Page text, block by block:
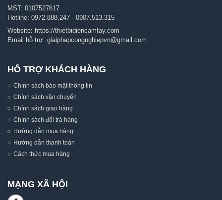
MST: 0107527617
Hotline: 0972.888.247 - 0907.513.315
Website: https://thietbidiencamtay.com
Email hỗ trợ: giaiphapcongnghiepvn@gmail.com
HỖ TRỢ KHÁCH HÀNG
Chính sách bảo mật thông tin
Chính sách vận chuyển
Chính sách giao hàng
Chính sách đổi trả hàng
Hướng dẫn mua hàng
Hướng dẫn thanh toán
Cách thức mua hàng
MẠNG XÃ HỘI